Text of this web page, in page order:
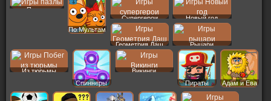
Пазлы
По Мультам
Супергерои Новый год
Геометрия Даш Рыцари
Из тюрьмы
Спиннеры
Викинги
Пираты
Адам и Ева